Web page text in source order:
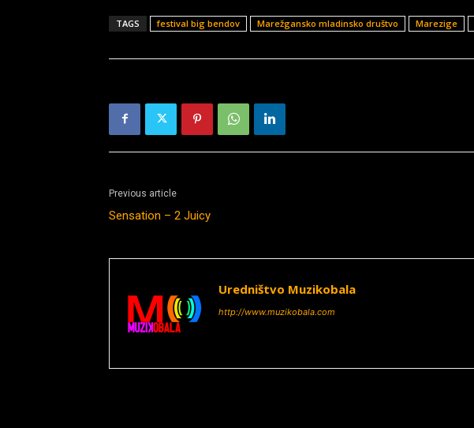
TAGS festival big bendov Marežgansko mladinsko društvo Marezige
Previous article
Sensation – 2 Juicy
Uredništvo Muzikobala
http://www.muzikobala.com